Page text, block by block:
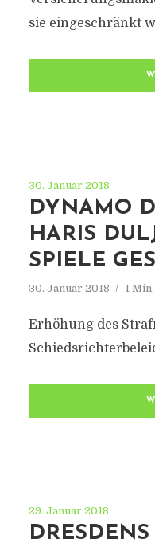
sie eingeschränkt
30. Januar 2018
DYNAMO
HARIS
SPIELE
30. Januar 2018 1
Erhöhung des
29. Januar 2018